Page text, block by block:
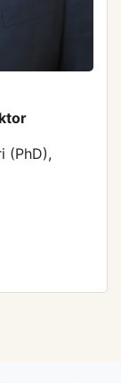
(PhD),